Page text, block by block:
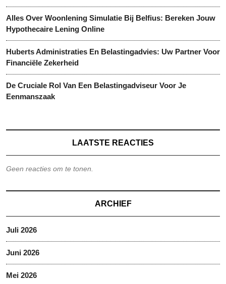
Alles Over Woonlening Simulatie Bij Belfius: Bereken Jouw
Hypothecaire Lening Online
Huberts Administraties En Belastingadvies: Uw Partner Voor
Financiële Zekerheid
De Cruciale Rol Van Een Belastingadviseur Voor Je
Eenmanszaak
LAATSTE REACTIES
Geen reacties om te tonen.
ARCHIEF
Juli 2026
Juni 2026
Mei 2026